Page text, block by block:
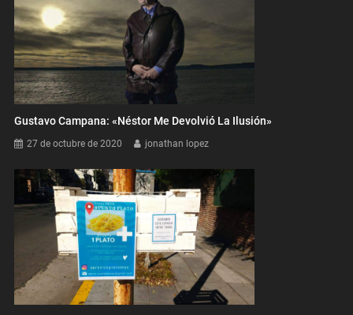
Gustavo Campana: «Néstor Me Devolvió La Ilusión»
27 de octubre de 2020 jonathan lopez